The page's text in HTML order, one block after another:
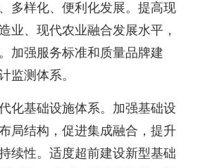
多样化、便利化发展。提高现
业、现代农业融合发展水平，
加强服务标准和质量品牌建
监测体系。
代化基础设施体系。加强基础设
局结构，促进集成融合，提升
续性。适度超前建设新型基础